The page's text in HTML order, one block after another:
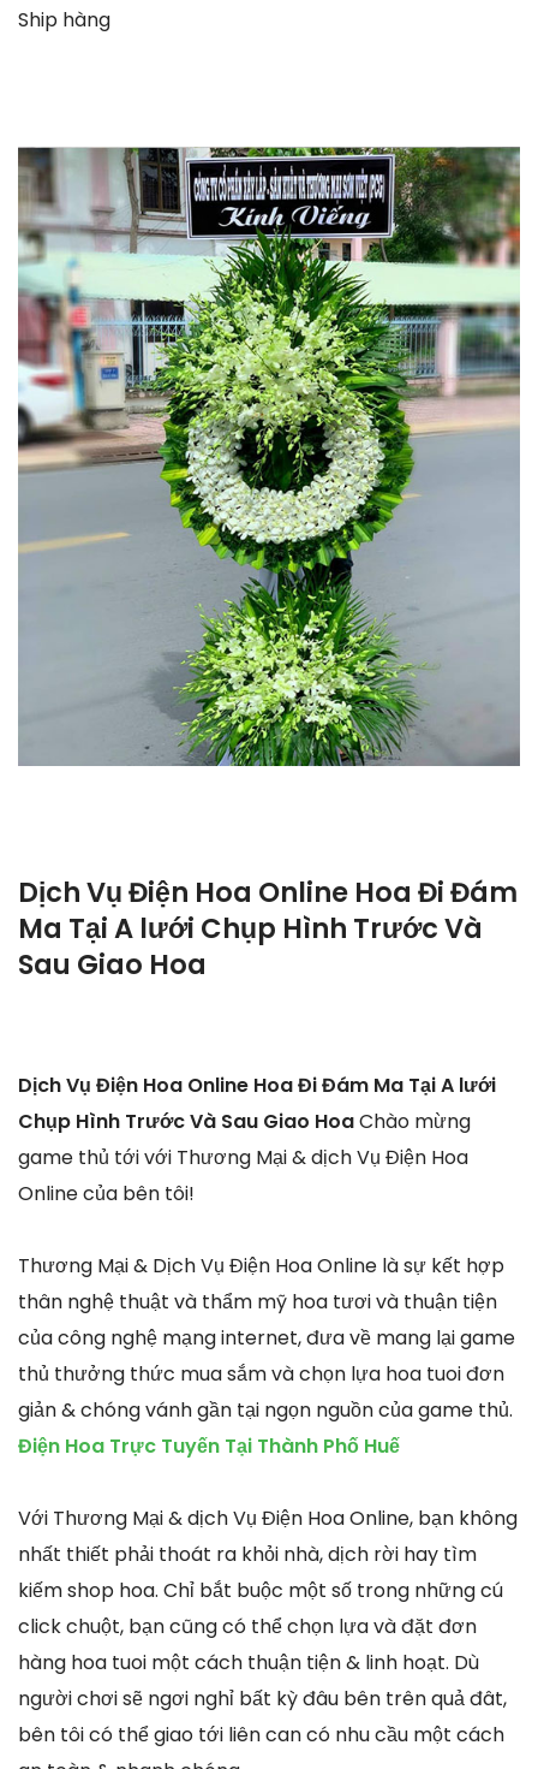
Ship hàng
Dịch Vụ Điện Hoa Online Hoa Đi Đám
Ma Tại A lưới Chụp Hình Trước Và
Sau Giao Hoa
Dịch Vụ Điện Hoa Online Hoa Đi Đám Ma Tại A lưới
Chụp Hình Trước Và Sau Giao HoaChào mừng
game thủ tới với Thương Mại & dịch Vụ Điện Hoa
Online của bên tôi!
Thương Mại & Dịch Vụ Điện Hoa Online là sự kết hợp
thân nghệ thuật và thẩm mỹ hoa tươi và thuận tiện
của công nghệ mạng internet, đưa về mang lại game
thủ thưởng thức mua sắm và chọn lựa hoa tuoi đơn
giản & chóng vánh gần tại ngọn nguồn của game thủ.
Điện Hoa Trực Tuyến Tại Thành Phố Huế
Với Thương Mại & dịch Vụ Điện Hoa Online, bạn không
nhất thiết phải thoát ra khỏi nhà, dịch rời hay tìm
kiếm shop hoa. Chỉ bắt buộc một số trong những cú
click chuột, bạn cũng có thể chọn lựa và đặt đơn
hàng hoa tuoi một cách thuận tiện & linh hoạt. Dù
người chơi sẽ ngơi nghỉ bất kỳ đâu bên trên quả đât,
bên tôi có thể giao tới liên can có nhu cầu một cách